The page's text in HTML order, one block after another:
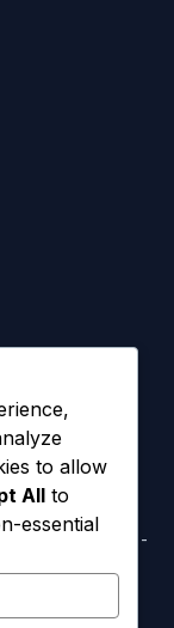
Badung, Bali -
to allow
All to
essential